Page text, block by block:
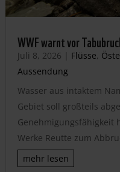
WWF warnt vor
Juli 8, 2026 | Flüsse,
Aussendung
Wasser aus intaktem
Gebiet soll großteils
Genehmigungsfähigkeit
Werke Reutte zum
mehr lesen